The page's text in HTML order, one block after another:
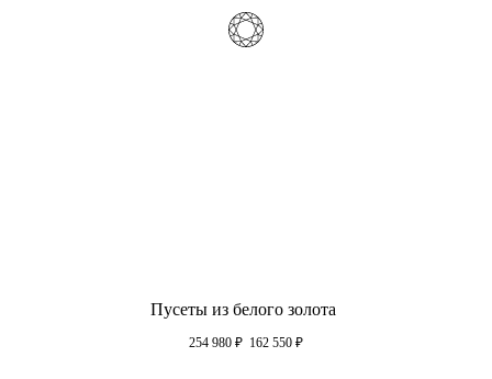
Пусеты из белого золота
254 980 ₽ 162 550 ₽